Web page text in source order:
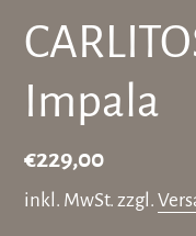
Impala
Normaler
Preis
€229,00
inkl. MwSt. zzgl.